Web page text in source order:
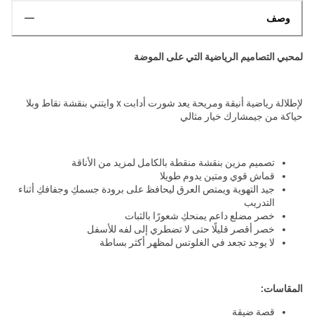
وصف
لمحبي التصاميم الرياضية التي على الموضة
لإطلالة رياضية أنيقة ومريحة يعد شورت أدابت x وايتني بنقشة نقاط وبلا
حياكة من جيمشارك خيار مثالي
تصميم مزين بنقشة منقطة بالكامل لمزيد من الأناقة
قماش قوي ومتين يدوم طويلا
جيد التهوية ويمتص العرق ليحافظ على برودة جسمكِ وجفافكِ أثناء
التدريب
خصر مضلع داعم يمنحكِ شعورًا بالثبات
خصر أقصر قليلًا حتى لا تضطري إلى لفه للأسفل
لا يوجد تجعد في الغلوتس لمظهر أكثر بساطة
المقاسات:
قصة ضيقة